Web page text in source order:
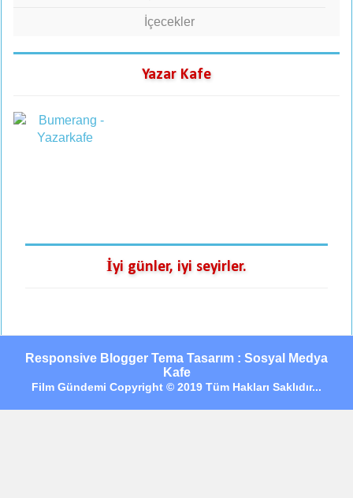
İçecekler
Yazar Kafe
İyi günler, iyi seyirler.
Responsive Blogger Tema Tasarım : Sosyal Medya
Kafe
Film Gündemi Copyright © 2019 Tüm Hakları Saklıdır...